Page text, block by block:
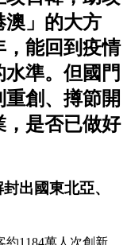
澳」的大方
，能回到疫情
準。但國門
創、撙節開
，是否已做好
出國東北亞、
約1184萬人次創新